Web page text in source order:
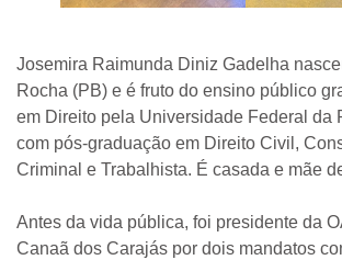
Josemira Raimunda Diniz Gadelha
Rocha (PB) e é fruto do ensino público
em Direito pela Universidade Federal da
com pós-graduação em Direito Civil,
Criminal e Trabalhista. É casada e mãe
Antes da vida pública, foi presidente da
Canaã dos Carajás por dois mandatos